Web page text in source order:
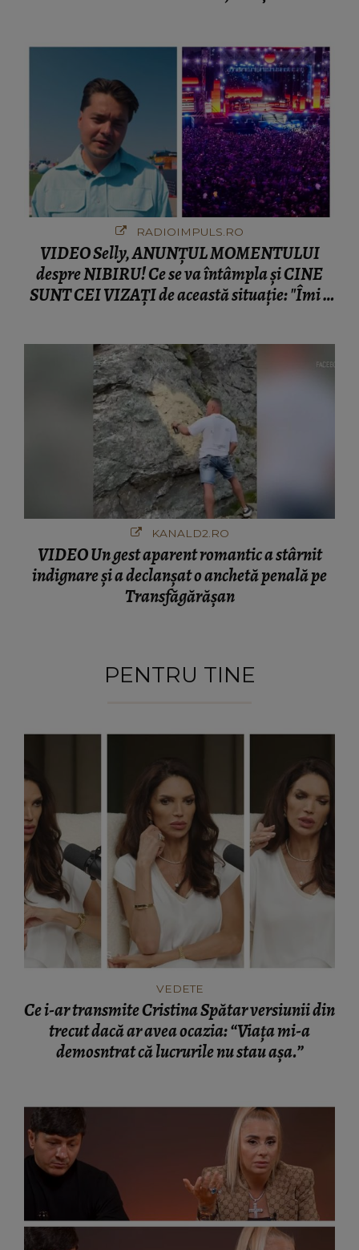
RADIOIMPULS.RO
VIDEO Selly, ANUNȚUL MOMENTULUI
despre NIBIRU! Ce se va întâmpla și CINE
SUNT CEI VIZAȚI de această situație: "Îmi e
KANALD2.RO
VIDEO Un gest aparent romantic a stârnit
indignare și a declanșat o anchetă penală pe
Transfăgărășan
PENTRU TINE
VEDETE
Ce i-ar transmite Cristina Spătar versiunii din
trecut dacă ar avea ocazia: “Viața mi-a
demosntrat că lucrurile nu stau așa.”